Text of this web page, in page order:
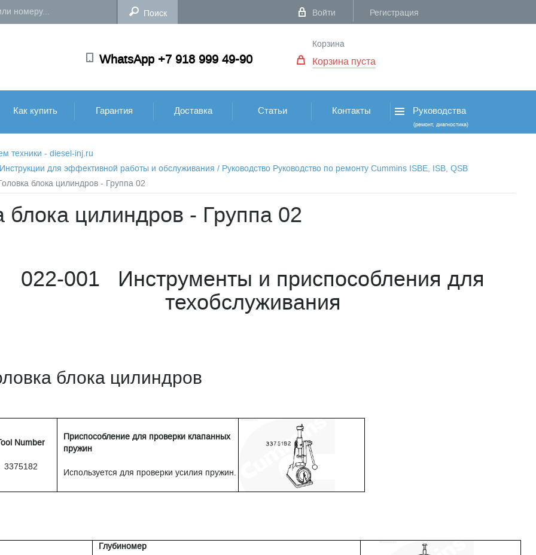
Войти Регистрация
WhatsApp +7 918 999 49-90
Корзина
Корзина пуста
Как купить Гарантия Доставка Статьи Контакты Руководства
(ремонт, диагностика)
техники - diesel-inj.ru
для эффективной работы и обслуживания / Руководство Руководство по ремонту Cummins ISBE, ISB, QSB
блока цилиндров - Группа 02
блока цилиндров - Группа 02
022-001 Инструменты и приспособления для
техобслуживания
блока цилиндров
Number
3375182
Приспособление для проверки клапанных
пружин
Используется для проверки усилия пружин.
Глубиномер